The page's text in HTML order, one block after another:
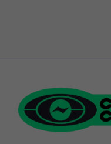
contenuto